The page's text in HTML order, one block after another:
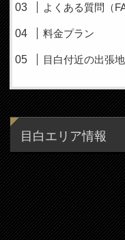
よくある質問（
料金プラン
目白付近の出張
目白エリア情報